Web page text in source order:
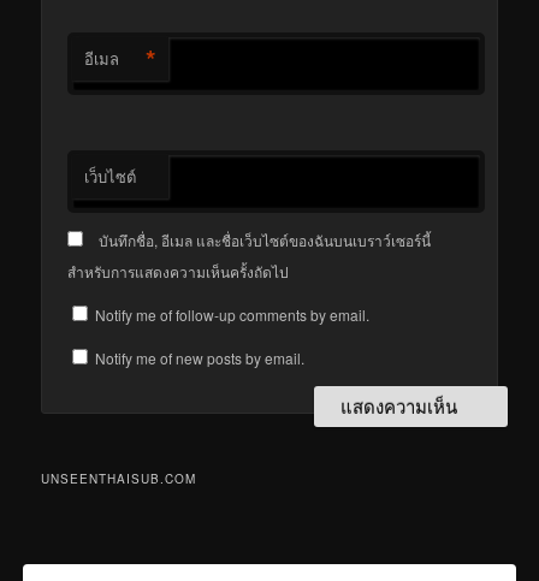
อีเมล *
เว็บไซต์
บันทึกชื่อ, อีเมล และชื่อเว็บไซต์ของฉันบนเบราว์เซอร์นี้
สำหรับการแสดงความเห็นครั้งถัดไป
Notify me of follow-up comments by email.
Notify me of new posts by email.
UNSEENTHAISUB.COM